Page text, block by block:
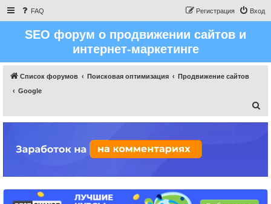
FAQ Вход
Регистрация
SEO форум о продвижении сайтов и
интернет-маркетинге
Список форумов Поисковая оптимизация
Продвижение сайтов
Google